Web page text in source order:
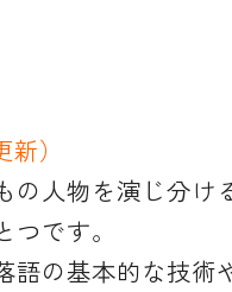
）
人物を演じ分け
です。
の基本的な技